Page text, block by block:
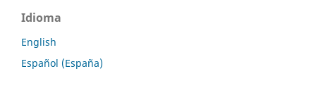
Idioma
English
Español (España)